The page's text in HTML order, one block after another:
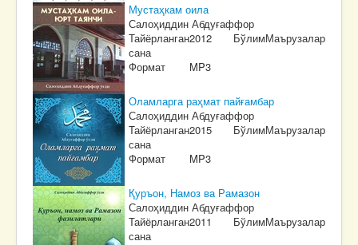
Мустаҳкам оила
Салоҳиддин Абдуғаффор
Тайёрланган
сана
2012
Формат
MP3
БўлимМаърузалар
Оламларга раҳмат пайғамбар
Салоҳиддин Абдуғаффор
Тайёрланган
сана
2015
Формат
MP3
БўлимМаърузалар
Қуръон, Намоз ва Рамазон
Салоҳиддин Абдуғаффор
Тайёрланган
сана
2011
БўлимМаърузалар